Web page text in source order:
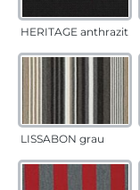
HERITAGE anthrazit
LISSABON grau